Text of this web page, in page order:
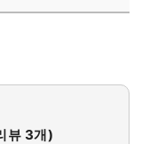
뷰 3개)